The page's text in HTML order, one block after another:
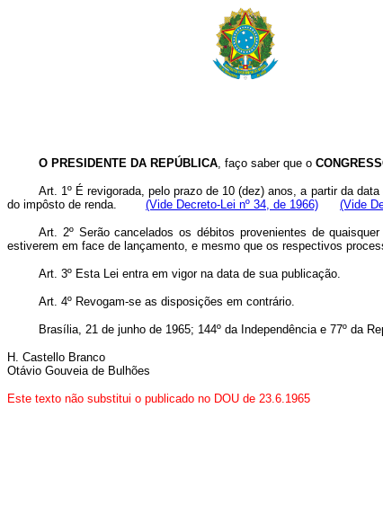
O PRESIDENTE DA REPÚBLICA, faço saber que o
Art. 1º É revigorada, pelo prazo de 10 (dez) anos, a partir da
do impôsto de renda. (Vide Decreto-Lei nº 34, de 1966) (Vide
Art. 2º Serão cancelados os débitos provenientes de
estiverem em face de lançamento, e mesmo que os respectivos
Art. 3º Esta Lei entra em vigor na data de sua publicação.
Art. 4º Revogam-se as disposições em contrário.
Brasília, 21 de junho de 1965; 144º da Independência e 77º da
H. Castello Branco
Otávio Gouveia de Bulhões
Este texto não substitui o publicado no DOU de 23.6.1965